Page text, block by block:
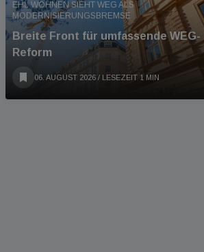
EHL WOHNEN SIEHT WEG ALS
MODERNISIERUNGSBREMSE
Breite Front für umfassende WEG-
Reform
06. AUGUST 2026 / LESEZEIT 1 MIN